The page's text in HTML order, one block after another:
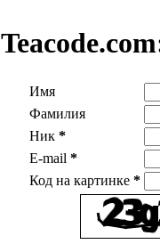
Имя
Фамилия
Ник *
E-mail *
Код на картинке *